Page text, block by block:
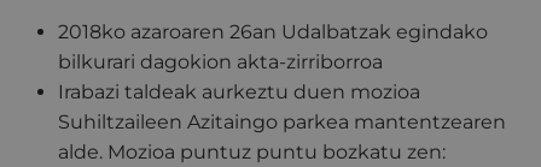
2018ko azaroaren 26an Udalbatzak egindako
bilkurari dagokion akta-zirriborroa
Irabazi taldeak aurkeztu duen mozioa
Suhiltzaileen Azitaingo parkea mantentzearen
alde. Mozioa puntuz puntu bozkatu zen: